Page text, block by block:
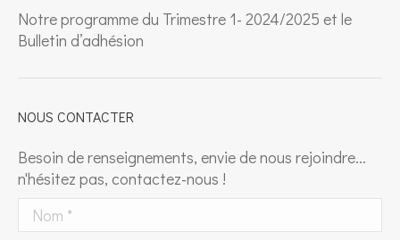
Notre programme du Trimestre 1- 2024/2025 et le
Bulletin d’adhésion
NOUS CONTACTER
Besoin de renseignements, envie de nous rejoindre...
n'hésitez pas, contactez-nous !
Nom *